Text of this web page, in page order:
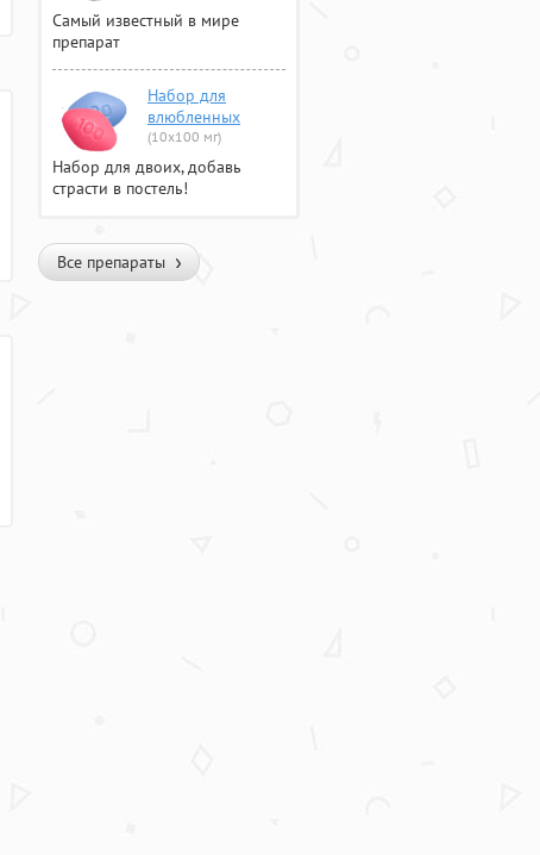
Самый известный в мире
препарат
Набор для
влюбленных
(10х100 мг)
Набор для двоих, добавь
страсти в постель!
Все препараты